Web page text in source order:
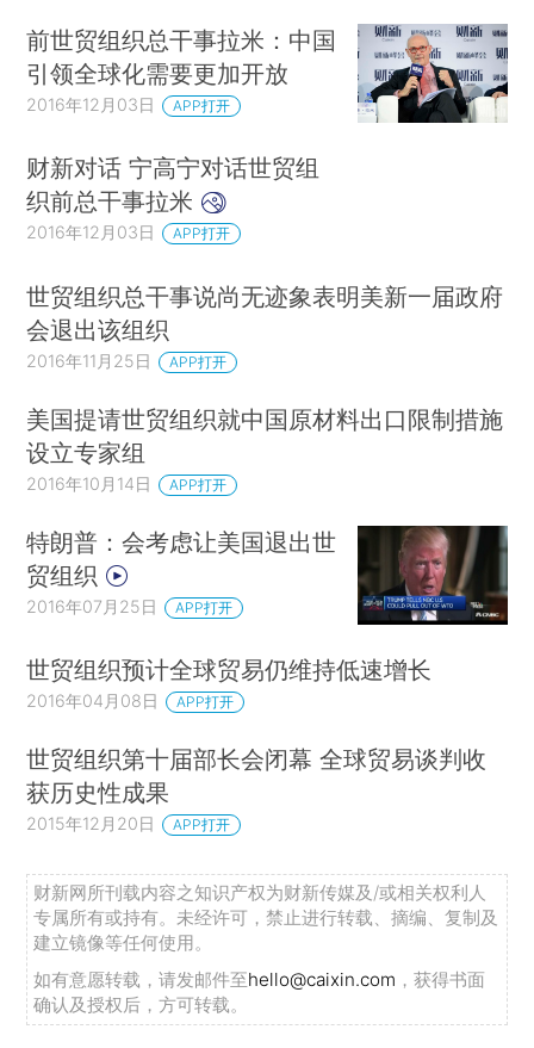
前世贸组织总干事拉米：中国
引领全球化需要更加开放
2016年12月03日 APP打开
财新对话 宁高宁对话世贸组
织前总干事拉米
2016年12月03日 APP打开
世贸组织总干事说尚无迹象表明美新一届政府
会退出该组织
2016年11月25日 APP打开
美国提请世贸组织就中国原材料出口限制措施
设立专家组
2016年10月14日 APP打开
特朗普：会考虑让美国退出世
贸组织
2016年07月25日 APP打开
世贸组织预计全球贸易仍维持低速增长
2016年04月08日 APP打开
世贸组织第十届部长会闭幕 全球贸易谈判收
获历史性成果
2015年12月20日 APP打开
财新网所刊载内容之知识产权为财新传媒及/或相关权利人
专属所有或持有。未经许可，禁止进行转载、摘编、复制及
建立镜像等任何使用。
如有意愿转载，请发邮件至hello@caixin.com ，获得书面
确认及授权后，方可转载。